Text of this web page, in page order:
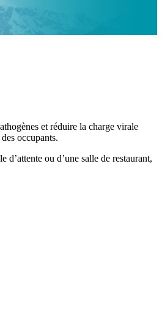
et réduire la charge virale
occupants.
ou d’une salle de restaurant,